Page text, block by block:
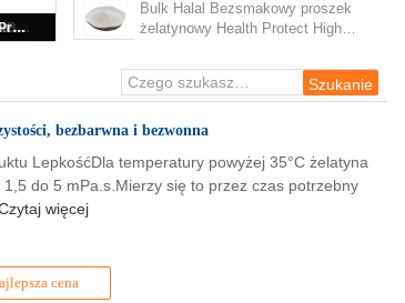
Bulk Halal Bezsmakowy proszek
żelatynowy Health Protect High
bezbarwna i bezwonna
cena
LepkośćDla temperatury powyżej 35°C żelatyna
do 5 mPa.s.Mierzy się to przez czas potrzebny
więcej